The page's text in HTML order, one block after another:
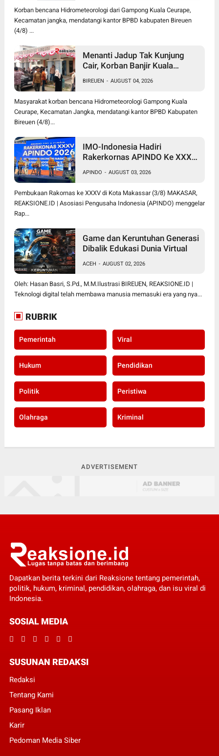
Korban bencana Hidrometeorologi dari Gampong Kuala Ceurape,
Kecamatan jangka, mendatangi kantor BPBD kabupaten Bireuen
(4/8) ...
Menanti Jadup Tak Kunjung
Cair, Korban Banjir Kuala
Bireuen: "Kami Dibola-bolai"
BIREUEN - AUGUST 04, 2026
Masyarakat korban bencana Hidrometeorologi Gampong Kuala
Ceurape, Kecamatan Jangka, mendatangi kantor BPBD Kabupaten
Bireuen (4/8)...
IMO-Indonesia Hadiri
Rakerkornas APINDO Ke XXXV
APINDO - AUGUST 03, 2026
Pembukaan Rakornas ke XXXV di Kota Makassar (3/8) MAKASAR,
REAKSIONE.ID | Asosiasi Pengusaha Indonesia (APINDO) menggelar
Rap...
Game dan Keruntuhan Generasi
Dibalik Edukasi Dunia Virtual
ACEH - AUGUST 02, 2026
Oleh: Hasan Basri, S.Pd., M.M.Ilustrasi BIREUEN, REAKSIONE.ID |
Teknologi digital telah membawa manusia memasuki era yang nya...
RUBRIK
Pemerintah Viral
Hukum Pendidikan
Politik Peristiwa
Olahraga Kriminal
ADVERTISEMENT
Dapatkan berita terkini dari Reaksione tentang pemerintah,
politik, hukum, kriminal, pendidikan, olahraga, dan isu viral di
Indonesia.
SOSIAL MEDIA
SUSUNAN REDAKSI
Redaksi
Tentang Kami
Pasang Iklan
Karir
Pedoman Media Siber